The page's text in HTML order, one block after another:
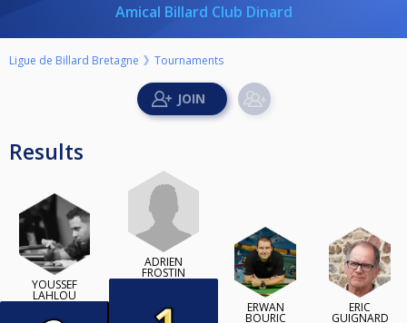
Amical Billard Club Dinard
Ligue de Billard Bretagne Tournaments
Results
YOUSSEF
LAHLOU
ADRIEN
FROSTIN
ERWAN
BOURIC
ERIC
GUIGNARD